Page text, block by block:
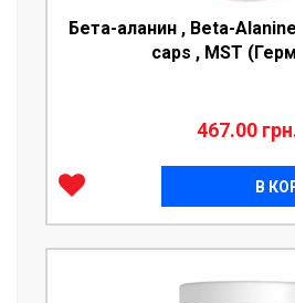
Бета-аланин , Beta-
caps , MST
467.00
В